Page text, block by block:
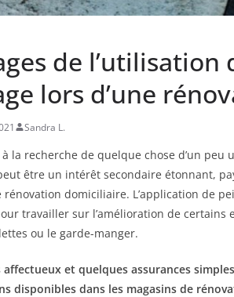
de
lors d’une
Sandra L.
à la recherche de quelque chose d’un
être un intérêt secondaire étonnant,
rénovation domiciliaire. L’application de
travailler sur l’amélioration de certains
ou le garde-manger.
affectueux et quelques assurances
disponibles dans les magasins de